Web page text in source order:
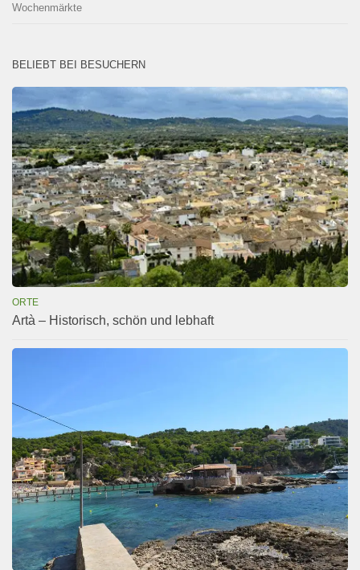
Wochenmärkte
BELIEBT BEI BESUCHERN
ORTE
Artà – Historisch, schön und lebhaft